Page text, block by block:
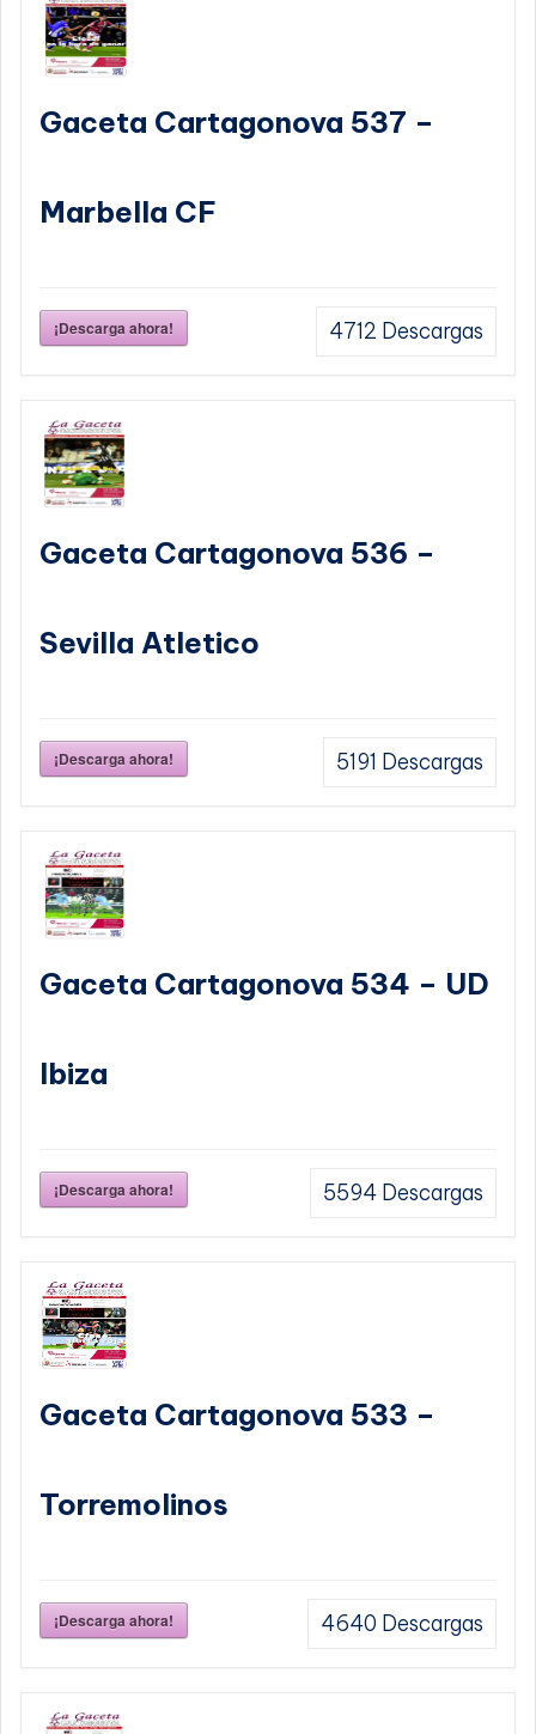
Gaceta Cartagonova 537 –
Marbella CF
¡Descarga ahora! 4712 Descargas
Gaceta Cartagonova 536 –
Sevilla Atletico
¡Descarga ahora! 5191 Descargas
Gaceta Cartagonova 534 – UD
Ibiza
¡Descarga ahora! 5594 Descargas
Gaceta Cartagonova 533 –
Torremolinos
¡Descarga ahora! 4640 Descargas